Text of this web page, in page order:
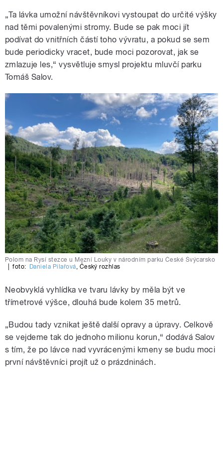
„Ta lávka umožní návštěvníkovi vystoupat do určité výšky
nad těmi povalenými stromy. Bude se pak moci jít
podívat do vnitřních částí toho vývratu, a pokud se sem
bude periodicky vracet, bude moci pozorovat, jak se
zmlazuje les,“ vysvětluje smysl projektu mluvčí parku
Tomáš Salov.
Polom na Rysí stezce u Mezní Louky v národním parku České Švýcarsko
foto: Daniela Pilařová, Český rozhlas
Neobvyklá vyhlídka ve tvaru lávky by měla být ve
třímetrové výšce, dlouhá bude kolem 35 metrů.
„Budou tady vznikat ještě další opravy a úpravy. Celkově
se vejdeme tak do jednoho milionu korun,“ dodává Salov
s tím, že po lávce nad vyvrácenými kmeny se budu moci
první návštěvníci projít už o prázdninách.